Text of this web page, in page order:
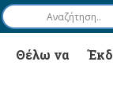
Θέλω να